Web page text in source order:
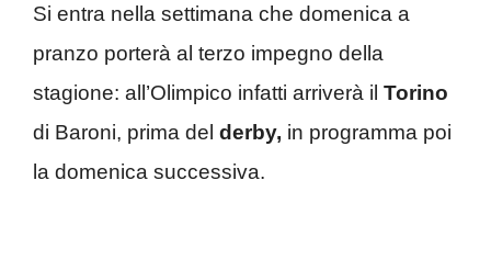
Si entra nella settimana che domenica a
pranzo porterà al terzo impegno della
stagione: all’Olimpico infatti arriverà il Torino
di Baroni, prima del derby, in programma poi
la domenica successiva.